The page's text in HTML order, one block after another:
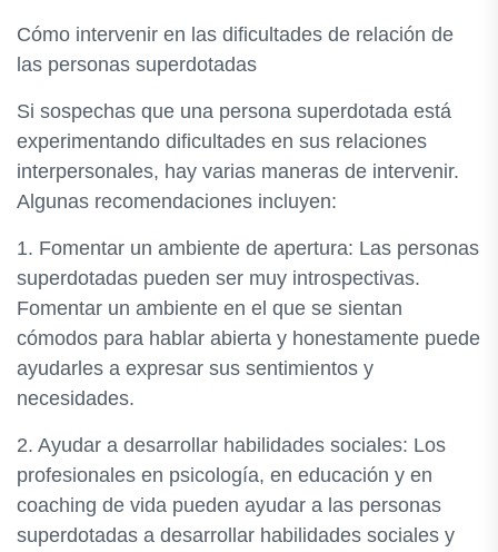
Cómo intervenir en las dificultades de relación de
las personas superdotadas
Si sospechas que una persona superdotada está
experimentando dificultades en sus relaciones
interpersonales, hay varias maneras de intervenir.
Algunas recomendaciones incluyen:
1. Fomentar un ambiente de apertura: Las personas
superdotadas pueden ser muy introspectivas.
Fomentar un ambiente en el que se sientan
cómodos para hablar abierta y honestamente puede
ayudarles a expresar sus sentimientos y
necesidades.
2. Ayudar a desarrollar habilidades sociales: Los
profesionales en psicología, en educación y en
coaching de vida pueden ayudar a las personas
superdotadas a desarrollar habilidades sociales y